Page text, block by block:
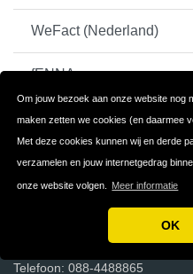
Om jouw bezoek aan onze website nog
maken zetten we cookies (en daarmee
Met deze cookies kunnen wij en derde
verzamelen en jouw internetgedrag
onze website volgen. Meer informatie
OK
WeFact (Nederland)
fENNA
BOEKHOUDPROGRAMMA
Telefoon: 088-4488865